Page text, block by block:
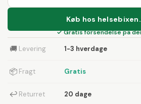
Køb hos
✓ Gratis forsendelse på
🚚 Levering 1-3 hverdage
📦 Fragt Gratis
↩ Returret 20 dage